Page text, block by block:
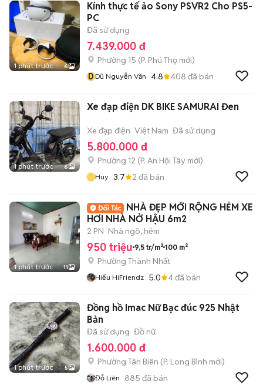
1 phút trước 6
Kính thực tế ảo Sony PSVR2 Cho PS5-
PC
Đã sử dụng
7.439.000 đ
Phường 15 (P. Phú Thọ mới)
DDũ Nguyễn Văn 4.8 408 đã bán
1 phút trước 6
Xe đạp điện DK BIKE SAMURAI Đen
Xe đạp điện Việt Nam Đã sử dụng
5.800.000 đ
Phường 12 (P. An Hội Tây mới)
Huy 3.7 2 đã bán
1 phút trước 11
NHÀ ĐẸP MỚI RỘNG HẺM XE
HƠI NHÀ NỞ HẬU 6m2
2 PN Nhà ngõ, hẻm
950 triệu 9,5 tr/m² 100 m²
Phường Thành Nhất
Hiếu HiFriendz 5.0 4đã bán
1 phút trước 5
Đồng hồ Imac Nữ Bạc đúc 925 Nhật
Bản
Đã sử dụng Đồ nữ
1.600.000 đ
Phường Tân Biên (P. Long Bình mới)
Đỗ Liên 885 đã bán